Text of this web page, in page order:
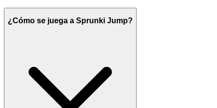
¿Cómo se juega a Sprunki Jump?